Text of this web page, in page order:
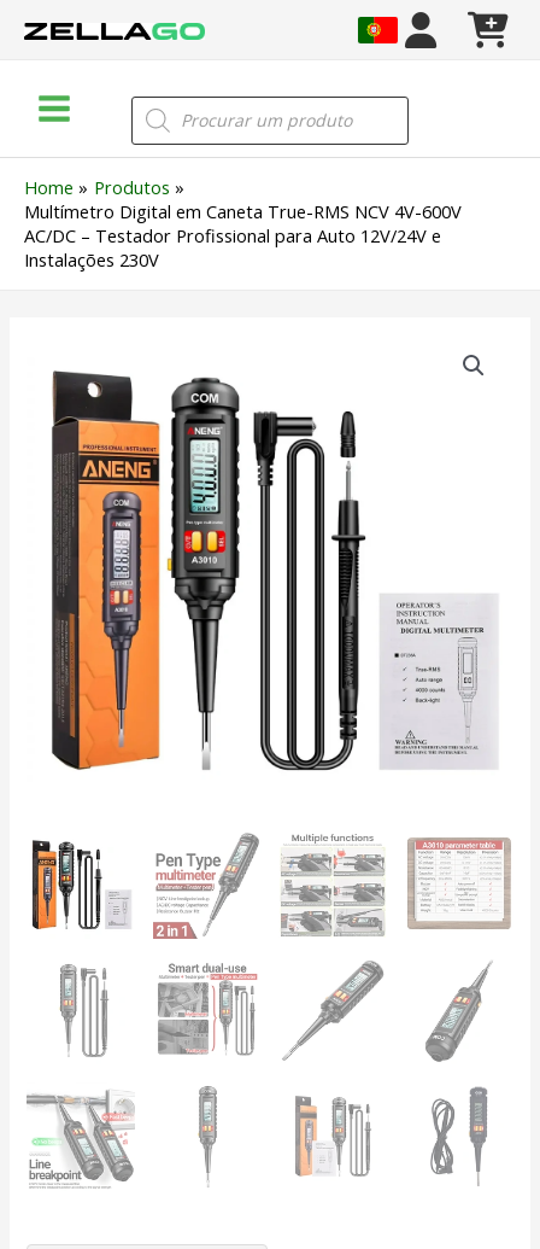
Menu
Products
search
Home
Produtos
Multímetro Digital em Caneta True-RMS NCV 4V-600V
AC/DC – Testador Profissional para Auto 12V/24V e
Instalações 230V
Multímetro
Digital
Caneta
True-
RMS
NCV
600V
AC/DC
Testador
Profissional
para
e
Instalações
230V